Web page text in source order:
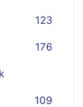
123
176
109